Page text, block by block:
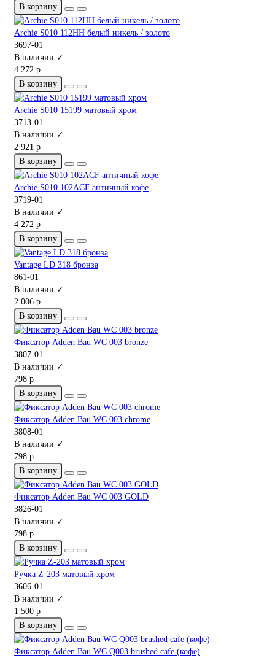
В корзину
Archie S010 112HH белый никель / золото
3697-01
В наличии ✓
4 272 р
В корзину
Archie S010 15199 матовый хром
3713-01
В наличии ✓
2 921 р
В корзину
Archie S010 102ACF античный кофе
3719-01
В наличии ✓
4 272 р
В корзину
Vantage LD 318 бронза
861-01
В наличии ✓
2 006 р
В корзину
Фиксатор Adden Bau WC 003 bronze
3807-01
В наличии ✓
798 р
В корзину
Фиксатор Adden Bau WC 003 chrome
3808-01
В наличии ✓
798 р
В корзину
Фиксатор Adden Bau WC 003 GOLD
3826-01
В наличии ✓
798 р
В корзину
Ручка Z-203 матовый хром
3606-01
В наличии ✓
1 500 р
В корзину
Фиксатор Adden Bau WC Q003 brushed cafe (кофе)